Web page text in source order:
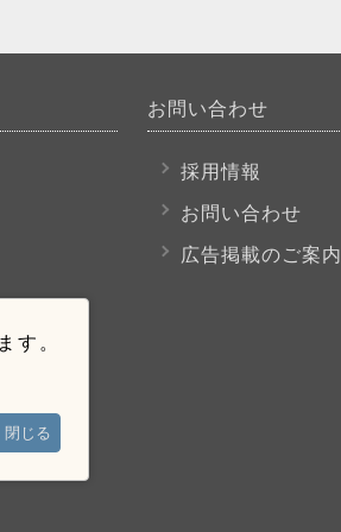
。
閉じる
お問い合わせ
採用情報
お問い合わせ
広告掲載のご案内